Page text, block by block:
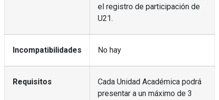
el registro de participación de
U21.
Incompatibilidades No hay
Requisitos
Cada Unidad Académica podrá
presentar a un máximo de 3